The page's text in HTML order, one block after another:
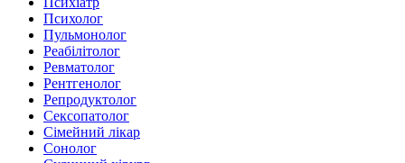
Психолог
Пульмонолог
Реабілітолог
Ревматолог
Рентгенолог
Репродуктолог
Сексопатолог
Сімейний лікар
Сонолог